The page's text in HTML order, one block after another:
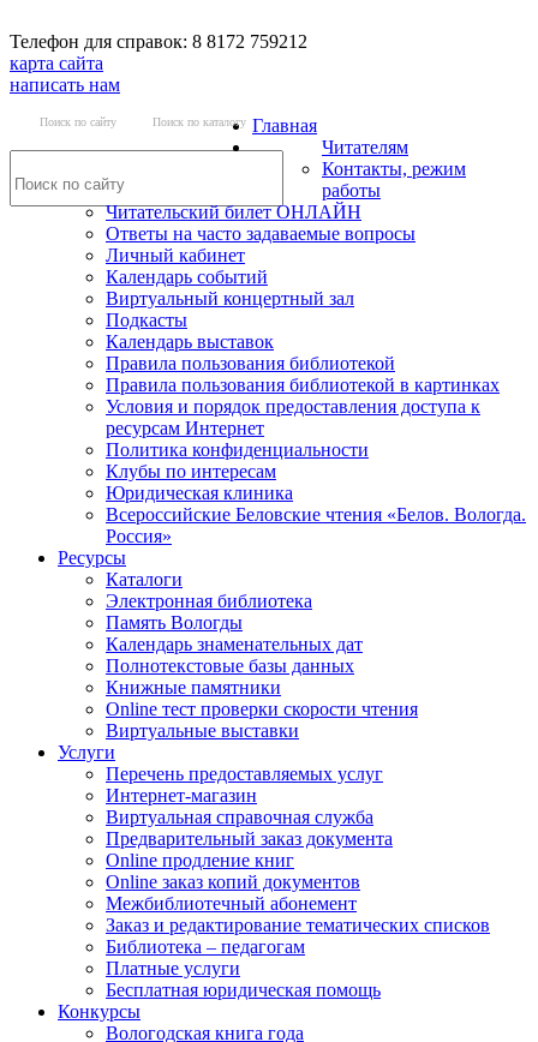
Телефон для справок: 8 8172 759212
карта сайта
написать нам
Поиск по сайту Поиск по каталогу Главная
Читателям
Контакты, режим
работы
Читательский билет ОНЛАЙН
Ответы на часто задаваемые вопросы
Личный кабинет
Календарь событий
Виртуальный концертный зал
Подкасты
Календарь выставок
Правила пользования библиотекой
Правила пользования библиотекой в картинках
Условия и порядок предоставления доступа к
ресурсам Интернет
Политика конфиденциальности
Клубы по интересам
Юридическая клиника
Всероссийские Беловские чтения «Белов. Вологда.
Россия»
Ресурсы
Каталоги
Электронная библиотека
Память Вологды
Календарь знаменательных дат
Полнотекстовые базы данных
Книжные памятники
Online тест проверки скорости чтения
Виртуальные выставки
Услуги
Перечень предоставляемых услуг
Интернет-магазин
Виртуальная справочная служба
Предварительный заказ документа
Online продление книг
Online заказ копий документов
Межбиблиотечный абонемент
Заказ и редактирование тематических списков
Библиотека – педагогам
Платные услуги
Бесплатная юридическая помощь
Конкурсы
Вологодская книга года